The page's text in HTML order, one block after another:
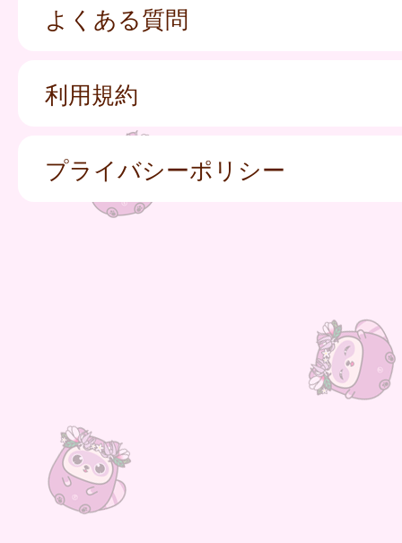
よくある質問
利用規約
プライバシーポリシー